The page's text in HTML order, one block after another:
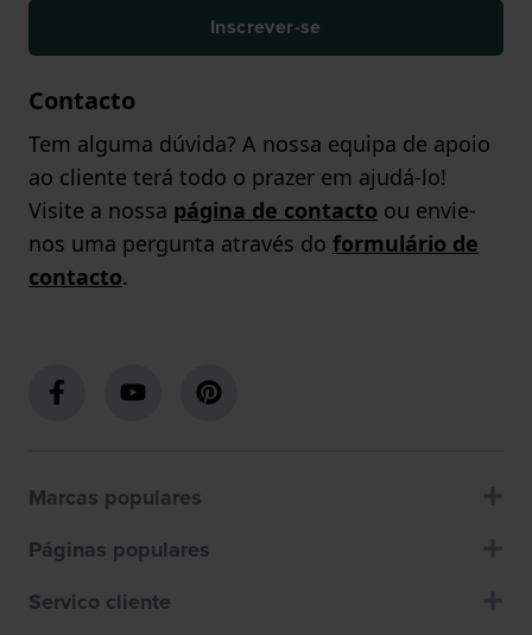
Inscrever-se
Contacto
Tem alguma dúvida? A nossa equipa de apoio
ao cliente terá todo o prazer em ajudá-lo!
Visite a nossa página de contacto ou envie-
nos uma pergunta através do formulário de
contacto.
Marcas populares
Páginas populares
Servico cliente